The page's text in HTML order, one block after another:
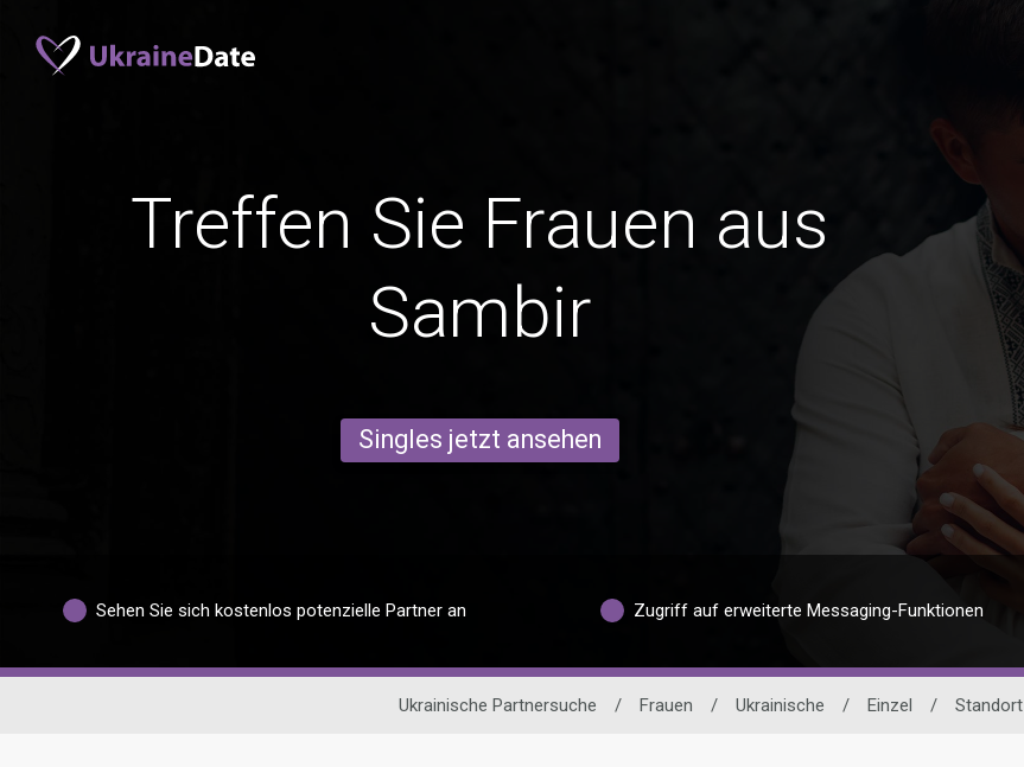
Treffen Sie Frauen aus
Sambir
Singles jetzt ansehen
Sehen Sie sich kostenlos potenzielle Partner an Zugriff auf erweiterte Messaging-Funktionen
Ukrainische Partnersuche / Frauen / Ukrainische / Einzel / Standort